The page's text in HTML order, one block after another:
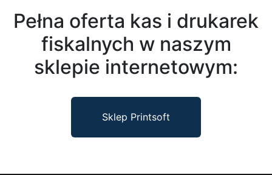
Pełna oferta kas i drukarek
fiskalnych w naszym
sklepie internetowym:
Sklep Printsoft